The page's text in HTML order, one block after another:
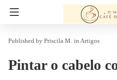
Priscila M. in Artigos
Pintar o cabelo